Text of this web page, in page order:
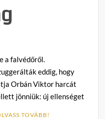
a falvédőről.
eddig, hogy
Orbán Viktor harcát
jönniük: új ellenséget
TOVÁBB!